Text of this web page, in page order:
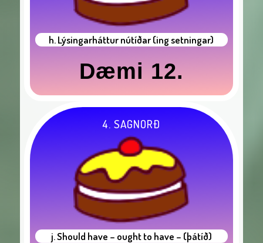
h. Lýsingarháttur nútíðar (ing setningar)
Dæmi 12.
4. SAGNORÐ
j. Should have – ought to have – (þátíð)